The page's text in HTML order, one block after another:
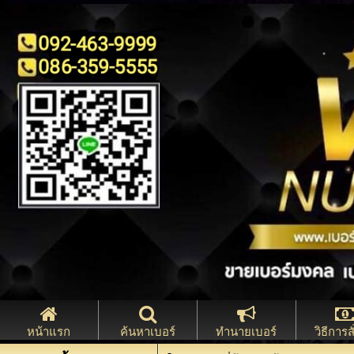
หน้าแรก ค้นหาเบอร์ ทำนายเบอร์ วิธีการ